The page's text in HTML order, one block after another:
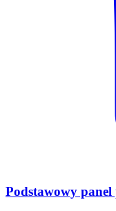
Podstawowy